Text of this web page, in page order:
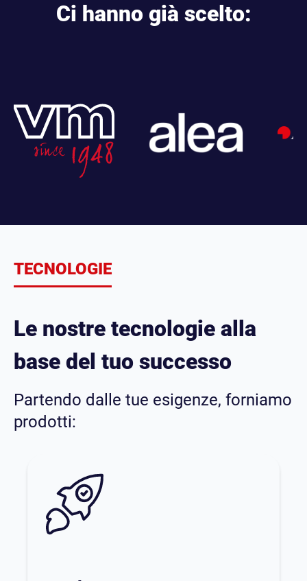
Ci hanno già scelto:
TECNOLOGIE
Le nostre tecnologie alla
base del tuo successo
Partendo dalle tue esigenze, forniamo
prodotti: